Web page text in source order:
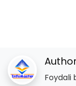
Foydali